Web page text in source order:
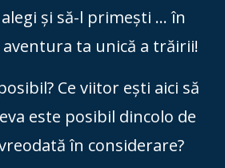
și să-l primești ... în
ta unică a trăirii!
Ce viitor ești aici să
este posibil dincolo de
în considerare?